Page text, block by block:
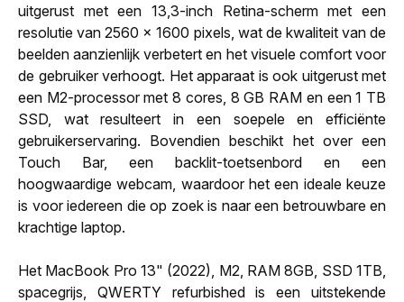
uitgerust met een 13,3-inch Retina-scherm met een
resolutie van 2560 x 1600 pixels, wat de kwaliteit van de
beelden aanzienlijk verbetert en het visuele comfort voor
de gebruiker verhoogt. Het apparaat is ook uitgerust met
een M2-processor met 8 cores, 8 GB RAM en een 1 TB
SSD, wat resulteert in een soepele en efficiënte
gebruikerservaring. Bovendien beschikt het over een
Touch Bar, een backlit-toetsenbord en een
hoogwaardige webcam, waardoor het een ideale keuze
is voor iedereen die op zoek is naar een betrouwbare en
krachtige laptop.
Het MacBook Pro 13" (2022), M2, RAM 8GB, SSD 1TB,
spacegrijs, QWERTY refurbished is een uitstekende